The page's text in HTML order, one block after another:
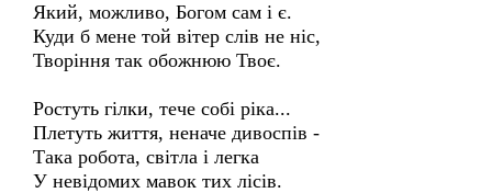
Який, можливо, Богом сам і є.
Куди б мене той вітер слів не ніс,
Творіння так обожнюю Твоє.
Ростуть гілки, тече собі ріка...
Плетуть життя, неначе дивоспів -
Така робота, світла і легка
У невідомих мавок тих лісів.